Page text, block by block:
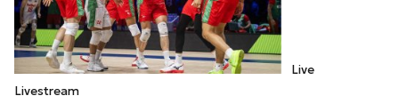
Live
Livestream